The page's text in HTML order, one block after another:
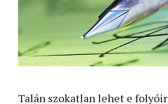
Talán szokatlan lehet e